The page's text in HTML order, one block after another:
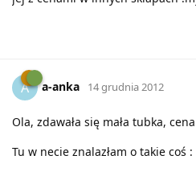
A a-anka 14 grudnia 2012
Ola, zdawała się mała tubka,
Tu w necie znalazłam o takie coś :